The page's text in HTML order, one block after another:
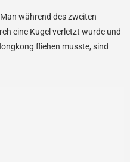
während des zweiten
eine Kugel verletzt wurde und
fliehen musste, sind